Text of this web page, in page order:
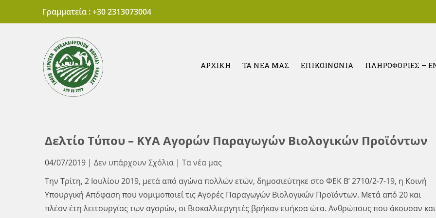
Γραμματεία : +30 2313073004
ΑΡΧΙΚΗ ΤΑ ΝΕΑ ΜΑΣ ΕΠΙΚΟΙΝΩΝΙΑ ΠΛΗΡΟΦΟΡΙΕΣ –
Δελτίο Τύπου – ΚΥΑ Αγορών Παραγωγών Βιολογικών Προϊόντων
04/07/2019 | Δεν υπάρχουν Σχόλια | Τα νέα μας
Την Τρίτη, 2 Ιουλίου 2019, μετά από αγώνα πολλών ετών, δημοσιεύτηκε στο ΦΕΚ Β’ 2710/2-7-19, η Κοινή
Υπουργική Απόφαση που νομιμοποιεί τις Αγορές Παραγωγών Βιολογικών Προϊόντων. Μετά από 20 και
πλέον έτη λειτουργίας των αγορών, οι Βιοκαλλιεργητές βρήκαν ευήκοα ώτα. Ανθρώπους που άκουσαν και